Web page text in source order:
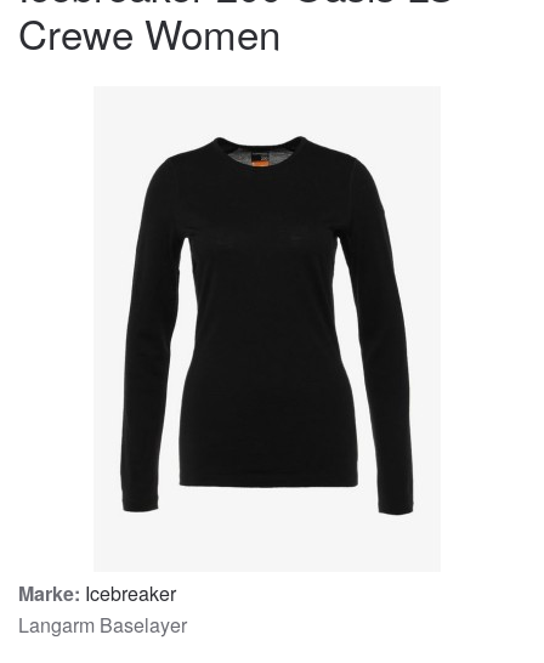
Crewe Women
Marke: Icebreaker
Langarm Baselayer